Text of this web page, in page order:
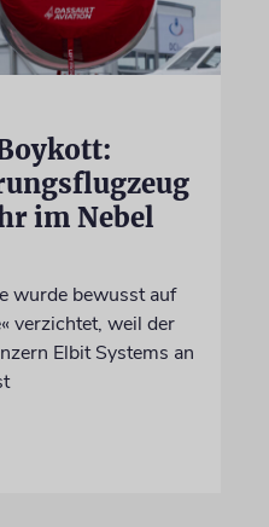
im Nebel
wurde bewusst auf
verzichtet, weil der
Elbit Systems an